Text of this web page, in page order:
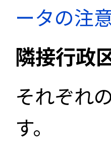
ータの注
隣接行政
それぞれ
す。